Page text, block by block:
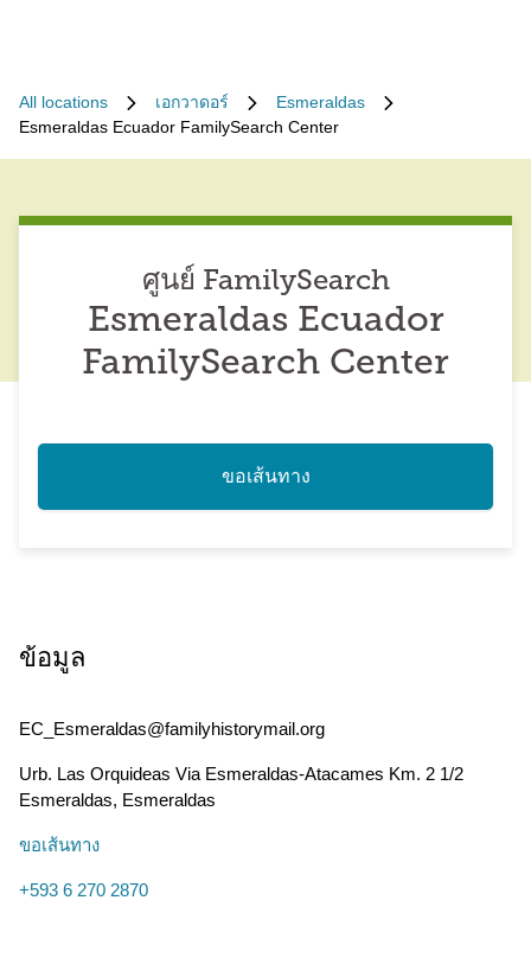
All locations เอกวาดอร์
Esmeraldas
Esmeraldas Ecuador FamilySearch Center
ศูนย์ FamilySearch
Esmeraldas Ecuador
FamilySearch Center
ขอเส้นทาง
ข้อมูล
EC_Esmeraldas@familyhistorymail.org
Urb. Las Orquideas Via Esmeraldas-Atacames Km. 2 1/2
Esmeraldas, Esmeraldas
ขอเส้นทาง
+593 6 270 2870